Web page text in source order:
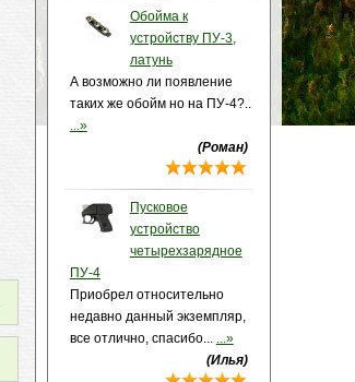
Обойма к
устройству ПУ-3,
латунь
А возможно ли появление
таких же обойм но на ПУ-4?..
...»
(Роман)
Пусковое
устройство
четырехзарядное
ПУ-4
Приобрел относительно
недавно данный экземпляр,
все отлично, спасибо... ...»
(Илья)